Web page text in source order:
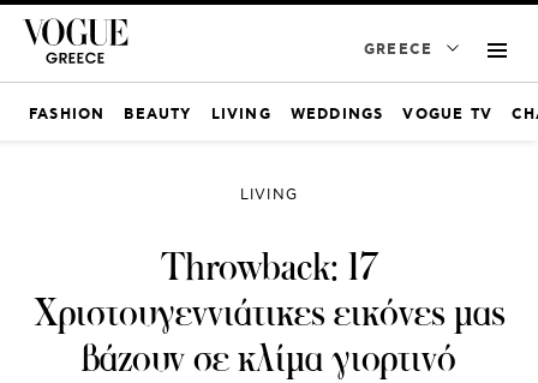
GREECE
FASHION BEAUTY LIVING WEDDINGS VOGUE TV
LIVING
Throwback: 17
Χριστουγεννιάτικες εικόνες μας
βάζουν σε κλίμα γιορτινό